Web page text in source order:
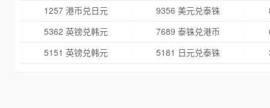
1257 港币兑日元
9356 美元兑泰铢
5362 英镑兑韩元
7689 泰铢兑港币
5151 英镑兑韩元
5181 日元兑泰铢